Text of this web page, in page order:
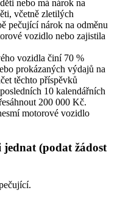
nebo má nárok na
včetně zletilých
pečující nárok na odměnu
vozidlo nebo zajistila
vozidla činí 70 %
prokázaných výdajů na
těchto příspěvků
10 kalendářních
200 000 Kč.
motorové vozidlo
(podat žádost